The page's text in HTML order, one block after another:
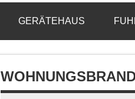
GERÄTEHAUS